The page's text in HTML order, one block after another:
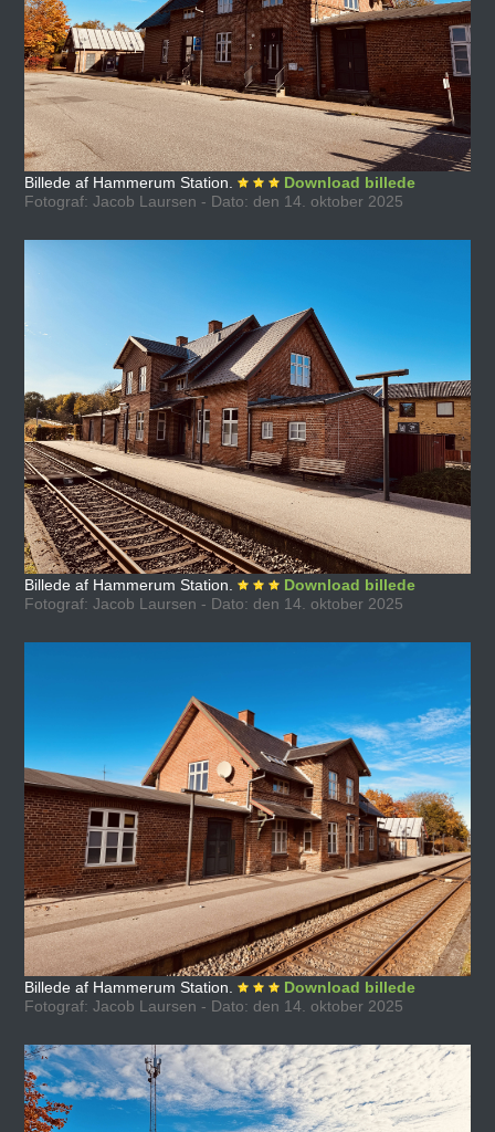
Billede af Hammerum Station.
Download billede
Fotograf: Jacob Laursen - Dato: den 14. oktober 2025
Billede af Hammerum Station.
Download billede
Fotograf: Jacob Laursen - Dato: den 14. oktober 2025
Billede af Hammerum Station.
Download billede
Fotograf: Jacob Laursen - Dato: den 14. oktober 2025